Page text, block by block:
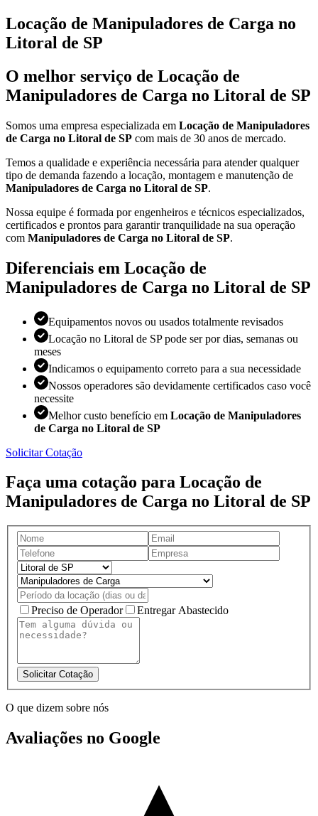
Locação de Manipuladores de Carga no
Litoral de SP
O melhor serviço de Locação de
Manipuladores de Carga no Litoral de SP
Somos uma empresa especializada em Locação de Manipuladores
de Carga no Litoral de SP com mais de 30 anos de mercado.
Temos a qualidade e experiência necessária para atender qualquer
tipo de demanda fazendo a locação, montagem e manutenção de
Manipuladores de Carga no Litoral de SP.
Nossa equipe é formada por engenheiros e técnicos especializados,
certificados e prontos para garantir tranquilidade na sua operação
com Manipuladores de Carga no Litoral de SP.
Diferenciais em Locação de
Manipuladores de Carga no Litoral de SP
Equipamentos novos ou usados totalmente revisados
Locação no Litoral de SP pode ser por dias, semanas ou
meses
Indicamos o equipamento correto para a sua necessidade
Nossos operadores são devidamente certificados caso você
necessite
Melhor custo benefício em Locação de Manipuladores
de Carga no Litoral de SP
Solicitar Cotação
Faça uma cotação para Locação de
Manipuladores de Carga no Litoral de SP
Preciso de Operador Entregar Abastecido
Solicitar Cotação
O que dizem sobre nós
Avaliações no Google